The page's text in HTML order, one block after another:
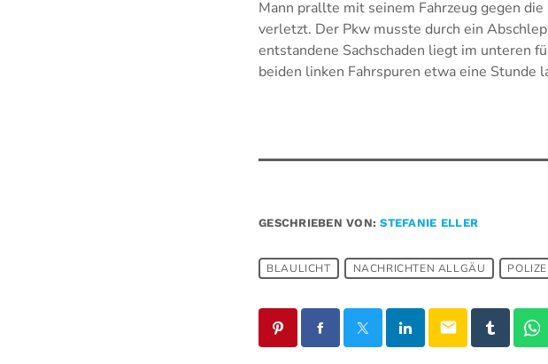
Mann prallte mit seinem Fahrzeug gegen
verletzt. Der Pkw musste durch ein
entstandene Sachschaden liegt im unteren
beiden linken Fahrspuren etwa eine Stunde
GESCHRIEBEN VON:STEFANIE ELLER
BLAULICHT NACHRICHTEN ALLGÄU
email